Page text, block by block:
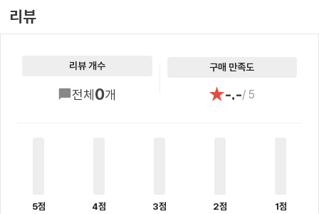
리뷰
리뷰 개수
전체0개
구매 만족도
★-.-/ 5
5점 4점 3점 2점 1점